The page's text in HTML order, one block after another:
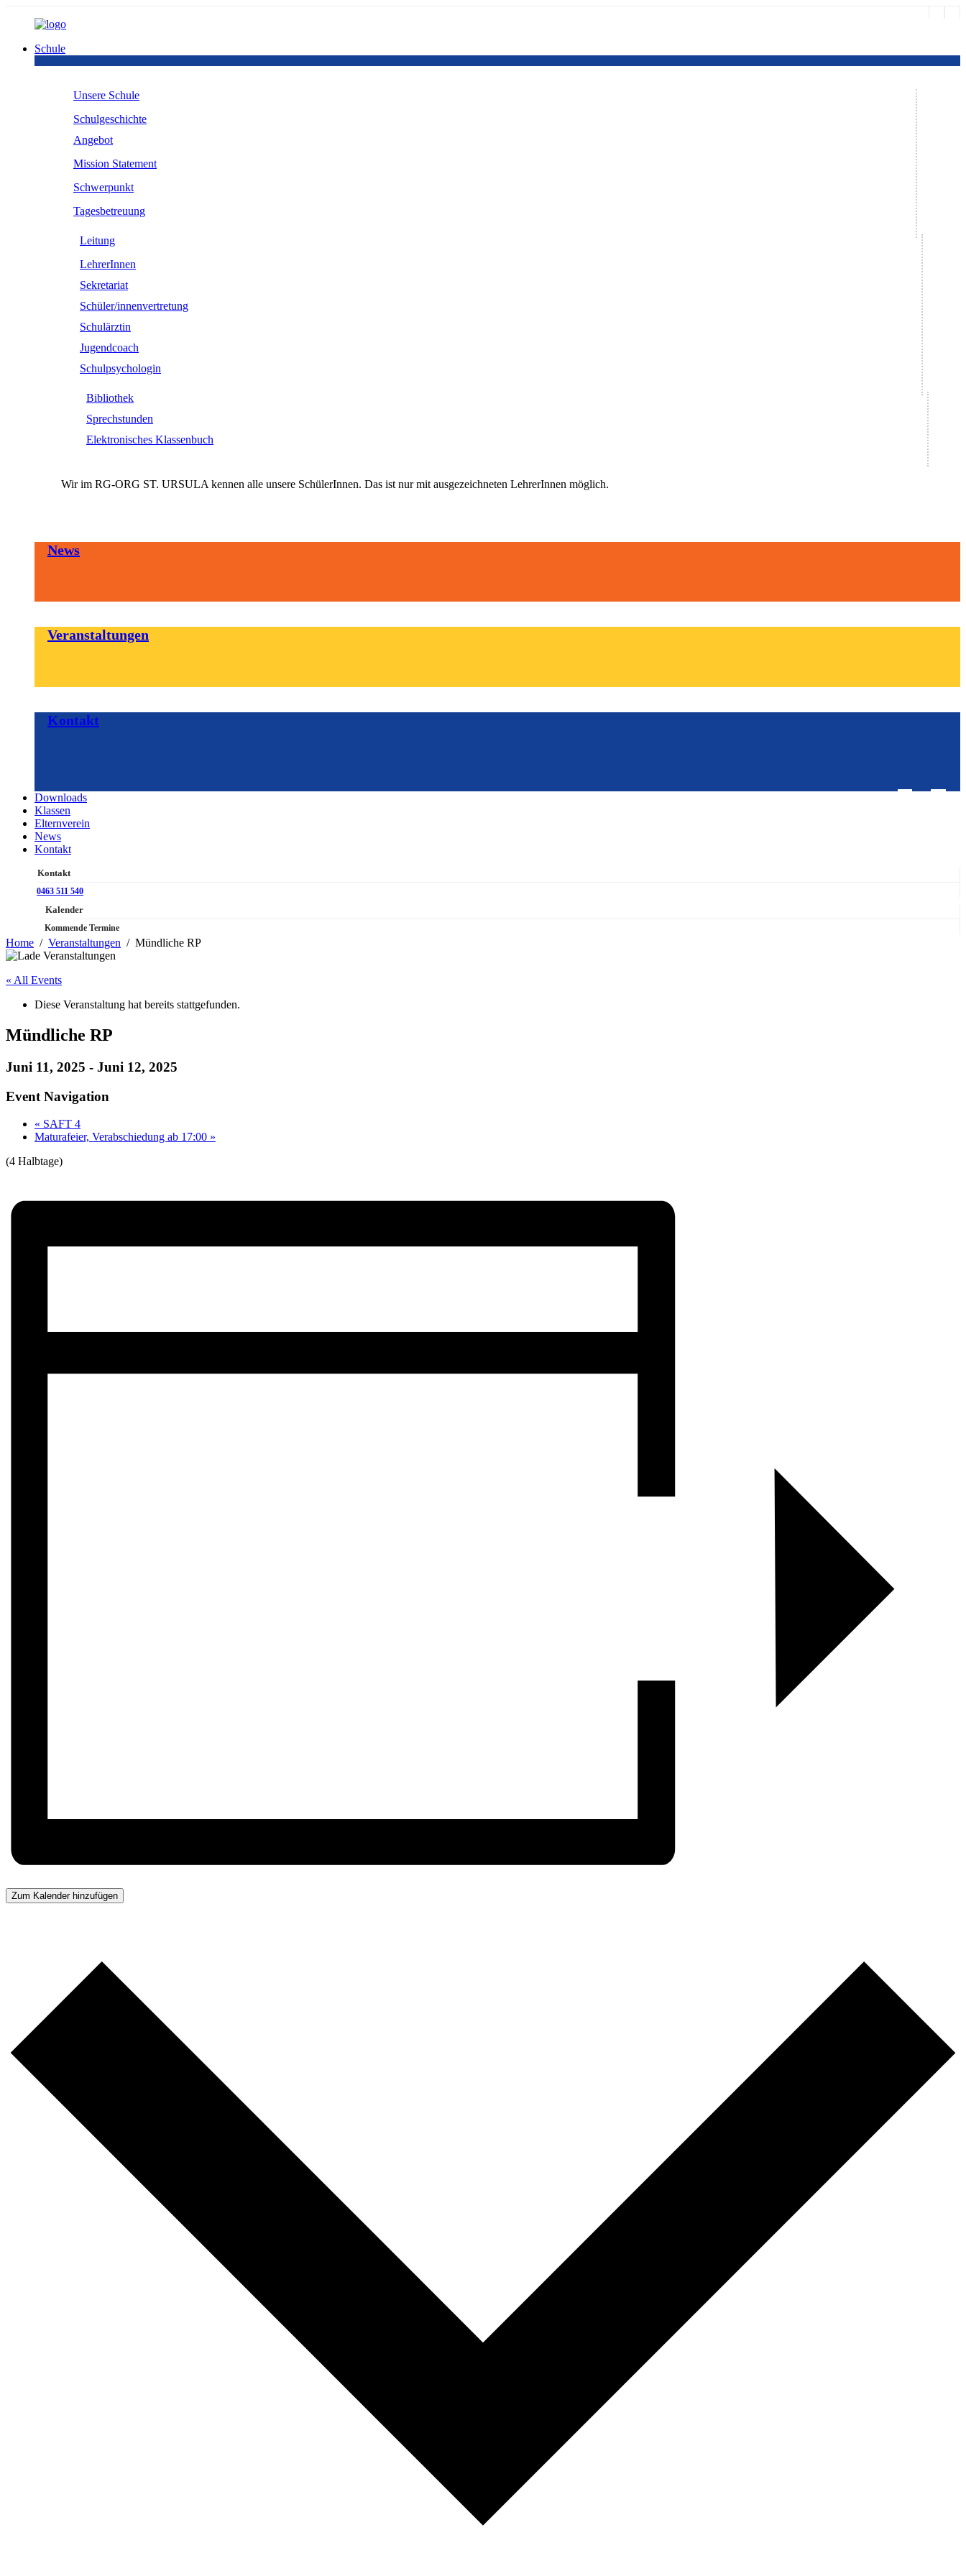
Schule
Unsere Schule
Schulgeschichte
Angebot
Mission Statement
Schwerpunkt
Tagesbetreuung
Leitung
LehrerInnen
Sekretariat
Schüler/innenvertretung
Schulärztin
Jugendcoach
Schulpsychologin
Bibliothek
Sprechstunden
Elektronisches Klassenbuch
Wir im RG-ORG ST. URSULA kennen alle unsere SchülerInnen. Das ist nur mit ausgezeichneten LehrerInnen möglich.
News
Veranstaltungen
Kontakt
Downloads
Klassen
Elternverein
News
Kontakt
Kontakt
0463 511 540
Kalender
Kommende Termine
Home Veranstaltungen Mündliche RP
« All Events
Diese Veranstaltung hat bereits stattgefunden.
Mündliche RP
Juni 11, 2025 - Juni 12, 2025
Event Navigation
« SAFT 4
Maturafeier, Verabschiedung ab 17:00 »
(4 Halbtage)
Zum Kalender hinzufügen